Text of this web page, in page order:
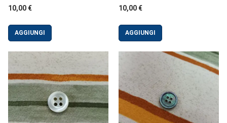
0
s
5
10,00 €
AGGIUNGI
0
s
5
10,00 €
AGGIUNGI